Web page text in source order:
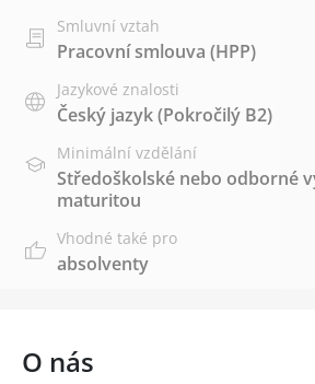
Smluvní vztah
Pracovní smlouva (HPP)
Jazykové znalosti
Český jazyk(Pokročilý B2)
Minimální vzdělání
Středoškolské nebo odborné
maturitou
Vhodné také pro
absolventy
O nás